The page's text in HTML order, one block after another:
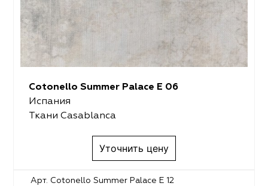
Cotonello Summer Palace E 06
Испания
Ткани Casablanca
Уточнить цену
Арт. Cotonello Summer Palace E 12